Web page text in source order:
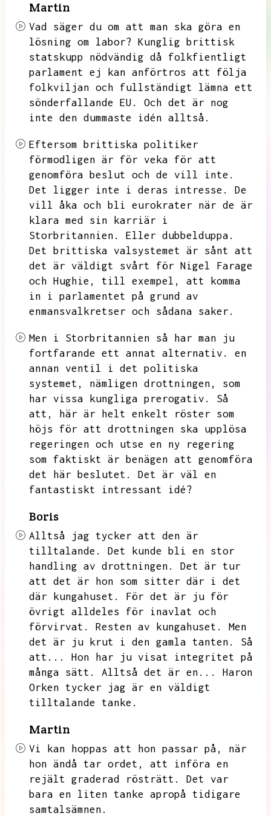
Martin
Vad säger du om att man ska göra en
lösning om labor? Kunglig brittisk
statskupp nödvändig då folkfientligt
parlament ej kan anförtros att följa
folkviljan och fullständigt lämna ett
sönderfallande EU.
Och det är nog
inte den dummaste idén alltså.
Eftersom brittiska politiker
förmodligen är för veka för att
genomföra beslut och de vill inte.
Det ligger inte i deras intresse.
De
vill åka och bli eurokrater när de är
klara med sin karriär i
Storbritannien.
Eller dubbelduppa.
Det brittiska valsystemet är sånt att
det är väldigt svårt för Nigel Farage
och Hughie,
till exempel,
att komma
in i parlamentet på grund av
enmansvalkretser och sådana saker.
Men i Storbritannien så har man ju
fortfarande ett annat alternativ.
en
annan ventil i det politiska
systemet,
nämligen drottningen,
som
har vissa kungliga prerogativ.
Så
att,
här är helt enkelt röster som
höjs för att drottningen ska upplösa
regeringen och utse en ny regering
som faktiskt är benägen att genomföra
det här beslutet.
Det är väl en
fantastiskt intressant idé?
Boris
Alltså jag tycker att den är
tilltalande.
Det kunde bli en stor
handling av drottningen.
Det är tur
att det är hon som sitter där i det
där kungahuset.
För det är ju för
övrigt alldeles för inavlat och
förvirvat.
Resten av kungahuset.
Men
det är ju krut i den gamla tanten.
Så
att...
Hon har ju visat integritet på
många sätt.
Alltså det är en...
Haron
Orken tycker jag är en väldigt
tilltalande tanke.
Martin
Vi kan hoppas att hon passar på,
när
hon ändå tar ordet,
att införa en
rejält graderad rösträtt.
Det var
bara en liten tanke apropå tidigare
samtalsämnen.